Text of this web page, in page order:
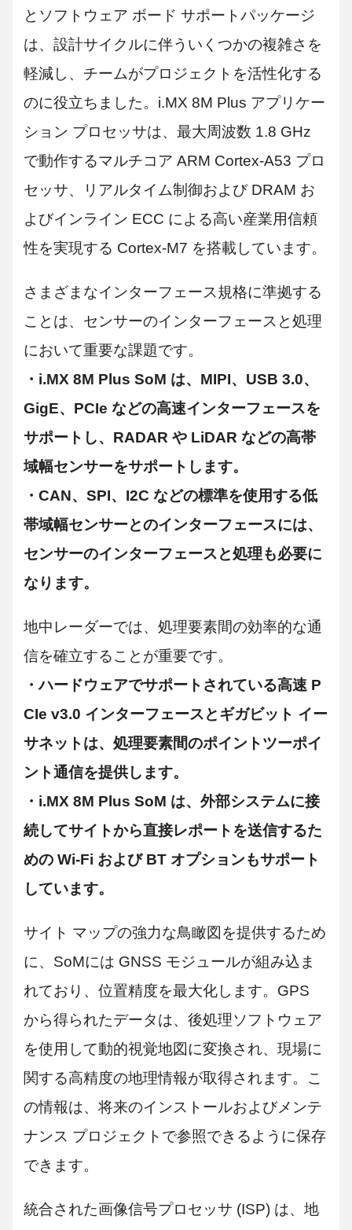
とソフトウェア ボード サポートパッケージ
は、設計サイクルに伴ういくつかの複雑さを
軽減し、チームがプロジェクトを活性化する
のに役立ちました。i.MX 8M Plus アプリケー
ション プロセッサは、最大周波数 1.8 GHz
で動作するマルチコア ARM Cortex-A53 プロ
セッサ、リアルタイム制御および DRAM お
よびインライン ECC による高い産業用信頼
性を実現する Cortex-M7 を搭載しています。
さまざまなインターフェース規格に準拠する
ことは、センサーのインターフェースと処理
において重要な課題です。
・i.MX 8M Plus SoM は、MIPI、USB 3.0、
GigE、PCIe などの高速インターフェースを
サポートし、RADAR や LiDAR などの高帯
域幅センサーをサポートします。
・CAN、SPI、I2C などの標準を使用する低
帯域幅センサーとのインターフェースには、
センサーのインターフェースと処理も必要に
なります。
地中レーダーでは、処理要素間の効率的な通
信を確立することが重要です。
・ハードウェアでサポートされている高速 P
CIe v3.0 インターフェースとギガビット イー
サネットは、処理要素間のポイントツーポイ
ント通信を提供します。
・i.MX 8M Plus SoM は、外部システムに接
続してサイトから直接レポートを送信するた
めの Wi-Fi および BT オプションもサポート
しています。
サイト マップの強力な鳥瞰図を提供するため
に、SoMには GNSS モジュールが組み込ま
れており、位置精度を最大化します。GPS
から得られたデータは、後処理ソフトウェア
を使用して動的視覚地図に変換され、現場に
関する高精度の地理情報が取得されます。こ
の情報は、将来のインストールおよびメンテ
ナンス プロジェクトで参照できるように保存
できます。
統合された画像信号プロセッサ (ISP) は、地